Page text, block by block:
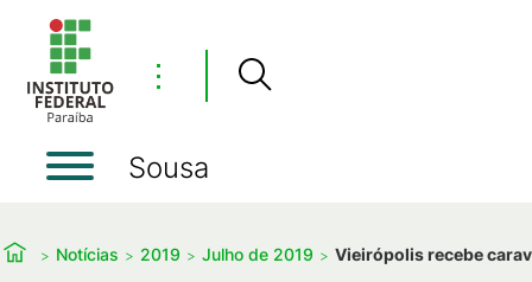
⋮
Sousa
Notícias 2019 Julho de 2019 Vieirópolis recebe